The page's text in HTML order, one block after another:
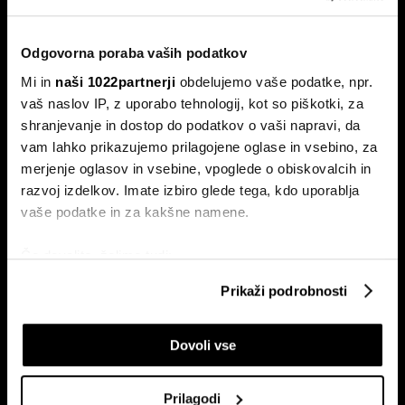
Odgovorna poraba vaših podatkov
Mi in naši 1022partnerji obdelujemo vaše podatke, npr.
vaš naslov IP, z uporabo tehnologij, kot so piškotki, za
shranjevanje in dostop do podatkov o vaši napravi, da
vam lahko prikazujemo prilagojene oglase in vsebino, za
merjenje oglasov in vsebine, vpoglede o obiskovalcih in
razvoj izdelkov. Imate izbiro glede tega, kdo uporablja
vaše podatke in za kakšne namene.
Če dovolite, želimo tudi:
Zbirati informacije o vaši geografski lokaciji, ki so
Identificirati napravo z aktivnim preverjanjem
lastnosti (odčitavanje prstnih odtisov)
Poglejte si še, kako se obdelujejo vaši osebni podatki in
nastavite svoje preference v
razdelku o podrobnostih
Prikaži podrobnosti
Dovoli vse
Prilagodi
Od kod prihaja dizel v Slovenijo in ali
bo cena še naprej rasla
Od začetka leta se je sod surove nafte brent podražil za
več kot 30 odstotkov. A potrošniki na bencinskih črpalkah
ne kupujejo surove nafte, temveč njihove derivate.
Nas čaka draga kurilna sezona?
EU z najnižjimi zalogami plina v